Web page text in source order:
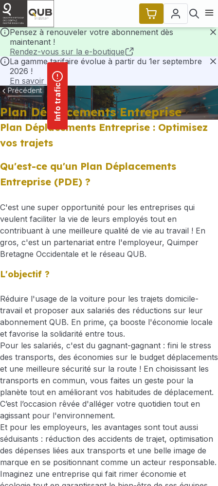
principal
Pensez à renouveler votre abonnement dès
maintenant !
Rendez-vous sur la e-boutique
La gamme tarifaire évolue à partir du 1er septembre
2026 !
En savoir plus
Info trafic
Précédent
Plan Déplacements Entreprise
Plan Déplacements Entreprise : Optimisez
vos trajets
Qu'est-ce qu'un Plan Déplacements
Entreprise (PDE) ?
C'est une super opportunité pour les entreprises qui
veulent faciliter la vie de leurs employés tout en
contribuant à une meilleure qualité de vie au travail ! En
gros, c'est un partenariat entre l'employeur, Quimper
Bretagne Occidentale et le réseau QUB.
L'objectif ?
Réduire l'usage de la voiture pour les trajets domicile-
travail et proposer aux salariés des réductions sur leur
abonnement QUB. En prime, ça booste l'économie locale
et favorise la solidarité entre tous.
Pour les salariés, c'est du gagnant-gagnant : fini le stress
des transports, des économies sur le budget déplacements
et une meilleure sécurité sur la route ! En choisissant les
transports en commun, vous faites un geste pour la
planète tout en améliorant vos habitudes de déplacement.
C’est l’occasion rêvée d'alléger votre quotidien tout en
agissant pour l'environnement.
Et pour les employeurs, les avantages sont tout aussi
séduisants : réduction des accidents de trajet, optimisation
des dépenses liées aux transports et une belle image de
marque en se positionnant comme un acteur responsable.
Imaginez une entreprise qui fait rimer économie et
Panneau de gestion des cookies